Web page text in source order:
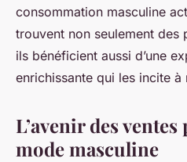
consommation masculine
trouvent non seulement des
ils bénéficient aussi d’une
enrichissante qui les incite à
L’avenir des
mode masculine